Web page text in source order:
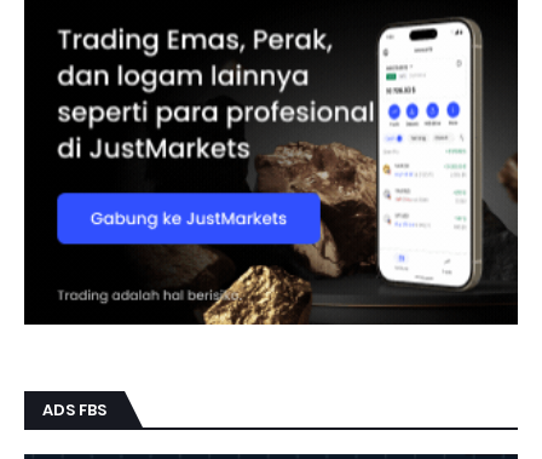
ADS FBS